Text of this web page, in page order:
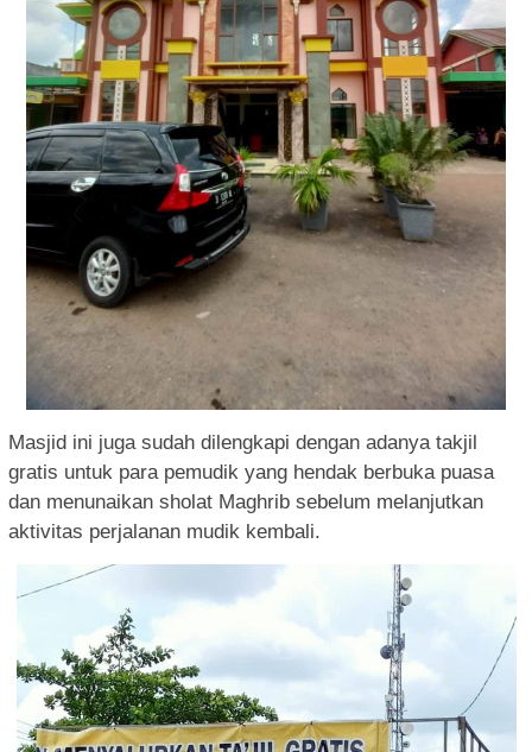
Masjid ini juga sudah dilengkapi dengan adanya takjil
gratis untuk para pemudik yang hendak berbuka puasa
dan menunaikan sholat Maghrib sebelum melanjutkan
aktivitas perjalanan mudik kembali.